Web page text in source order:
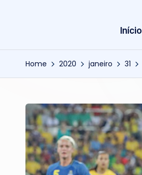
Início
Home 2020 janeiro 31